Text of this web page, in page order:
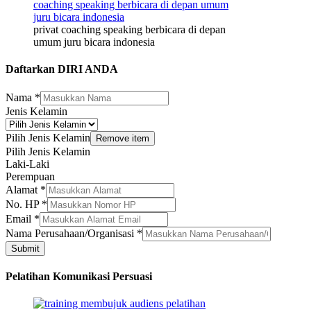
privat coaching speaking berbicara di depan
umum juru bicara indonesia
Daftarkan DIRI ANDA
Nama *
Jenis Kelamin
Pilih Jenis Kelamin Remove item
Pilih Jenis Kelamin
Laki-Laki
Perempuan
Alamat *
No. HP *
Kelamin
Nama
*
Email *
Nama Perusahaan/Organisasi *
Submit
Pelatihan Komunikasi Persuasi